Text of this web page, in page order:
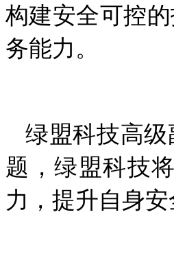
构建安全可控
务能力。
绿盟科技高级
题，绿盟科技
力，提升自身